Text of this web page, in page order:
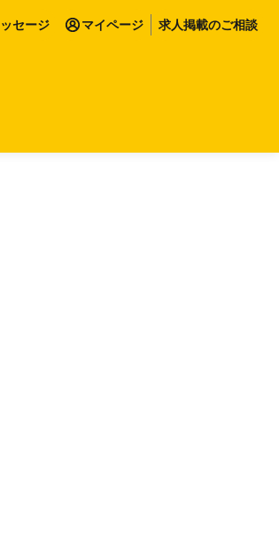
セージ マイページ 求人掲載のご相談